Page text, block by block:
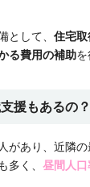
して、 住宅取
る費用の補助を
援もあるの？
があり、近隣
く、 昼間人